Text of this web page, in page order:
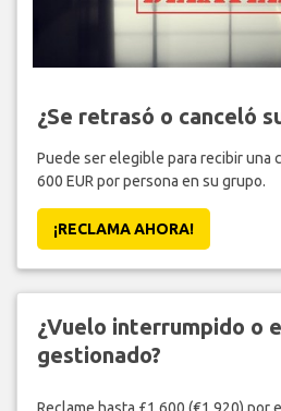
¿Se retrasó o canceló
Puede ser elegible para recibir una
600 EUR por persona en su grupo.
¡RECLAMA AHORA!
¿Vuelo interrumpido o
gestionado?